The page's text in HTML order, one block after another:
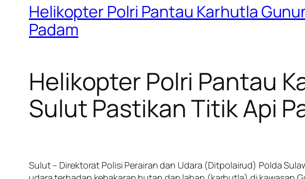
Helikopter Polri Pantau Karhutla
Padam
Helikopter Polri Pantau
Sulut Pastikan Titik Api
Sulut – Direktorat Polisi Perairan dan Udara (Ditpolairud) Polda